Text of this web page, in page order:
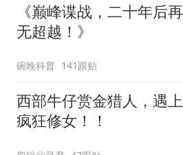
《巅峰谍战，二十年后再
无超越！》
碗晚科普 141跟贴
西部牛仔赏金猎人，遇上
疯狂修女！！